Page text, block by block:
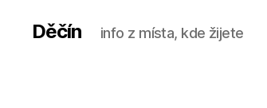
Děčín info z místa, kde žijete